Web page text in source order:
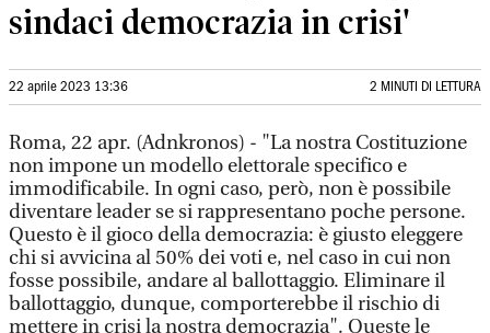
sindaci democrazia in crisi'
22 aprile 2023 13:36 2 MINUTI DI LETTURA
Roma, 22 apr. (Adnkronos) - "La nostra Costituzione
non impone un modello elettorale specifico e
immodificabile. In ogni caso, però, non è possibile
diventare leader se si rappresentano poche persone.
Questo è il gioco della democrazia: è giusto eleggere
chi si avvicina al 50% dei voti e, nel caso in cui non
fosse possibile, andare al ballottaggio. Eliminare il
ballottaggio, dunque, comporterebbe il rischio di
mettere in crisi la nostra democrazia". Queste le